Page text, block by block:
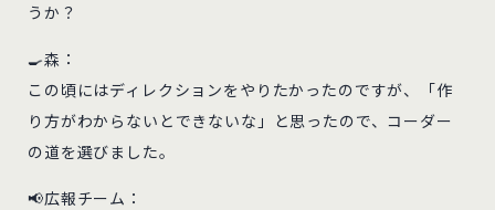
うか？
🍳森：
この頃にはディレクションをやりたかったのですが、「作
り方がわからないとできないな」と思ったので、コーダー
の道を選びました。
📢広報チーム：